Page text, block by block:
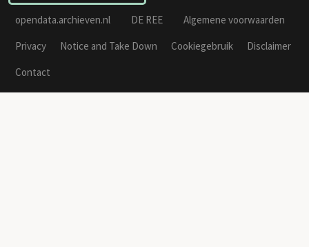
opendata.archieven.nl DE REE
Algemene voorwaarden
Privacy
Notice and Take Down Cookiegebruik
Disclaimer
Contact